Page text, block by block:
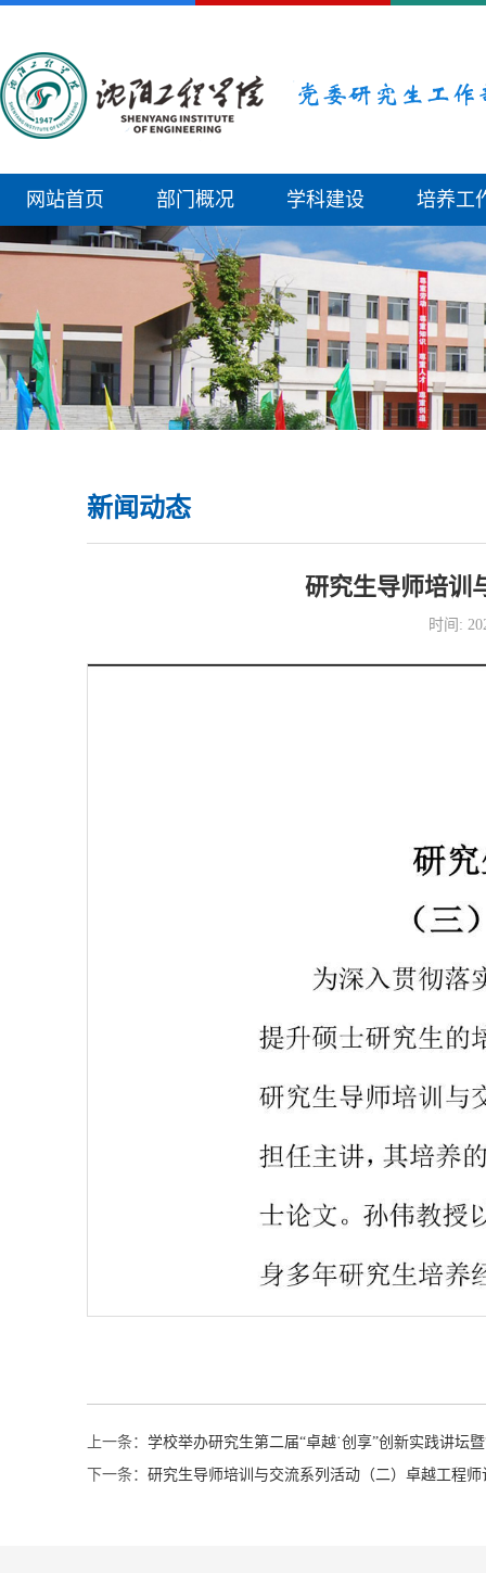
网站首页 部门概况 学科建设 培养工
新闻动态
研究生导师培训
时间:
上一条： 学校举办研究生第二届“卓越˙创享”创新实践讲坛
下一条： 研究生导师培训与交流系列活动（二）卓越工程